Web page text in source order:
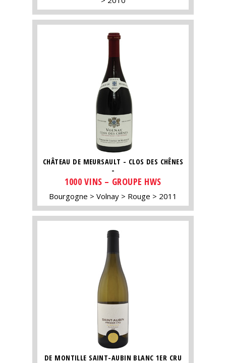
CHÂTEAU DE MEURSAULT - CLOS DES CHÊNES
-
1000 VINS – GROUPE HWS
Bourgogne Volnay Rouge 2011
DE MONTILLE SAINT-AUBIN BLANC 1ER CRU